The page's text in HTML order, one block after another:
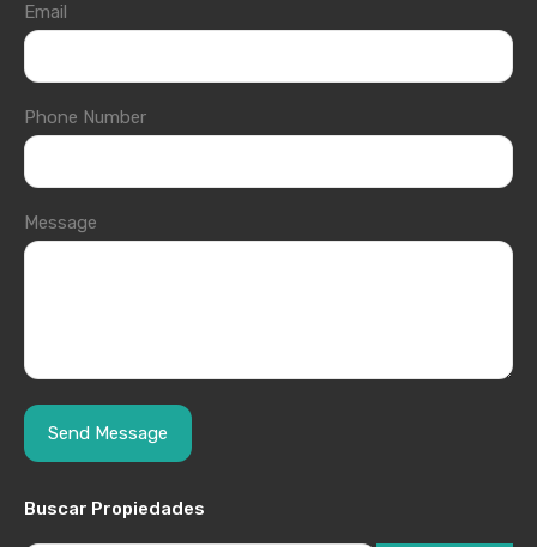
Email
Phone Number
Message
Buscar Propiedades